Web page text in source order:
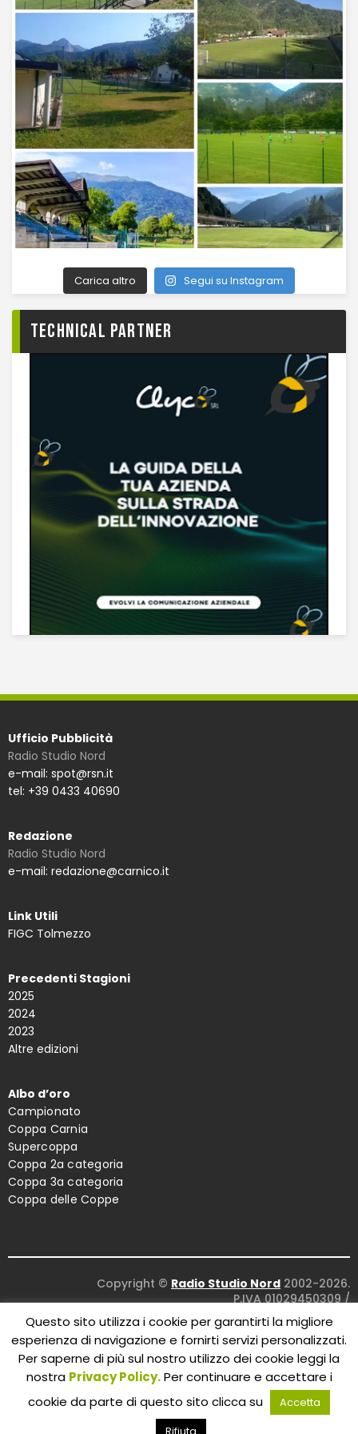
Carica altro Segui su Instagram
TECHNICAL PARTNER
Ufficio Pubblicità
Radio Studio Nord
e-mail: spot@rsn.it
tel: +39 0433 40690
Redazione
Radio Studio Nord
e-mail: redazione@carnico.it
Link Utili
FIGC Tolmezzo
Precedenti Stagioni
2025
2024
2023
Altre edizioni
Albo d’oro
Campionato
Coppa Carnia
Supercoppa
Coppa 2a categoria
Coppa 3a categoria
Coppa delle Coppe
Copyright © Radio Studio Nord 2002-2026.
P.IVA 01029450309 /
Concept and design:Five Studio
Maintenance:Clyco SRL. All Rights Reserved.
Questo sito utilizza i cookie per garantirti la migliore
esperienza di navigazione e fornirti servizi personalizzati.
Per saperne di più sul nostro utilizzo dei cookie leggi la
nostra Privacy Policy.Per continuare e accettare i
cookie da parte di questo sito clicca su
Accetta